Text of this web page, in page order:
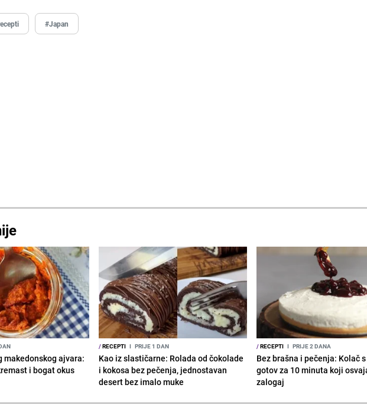
#Japan
makedonskog ajvara:
i bogat okus
/RECEPTI I PRIJE 1 DAN
Kao iz slastičarne: Rolada od čokolade
i kokosa bez pečenja, jednostavan
desert bez imalo muke
/RECEPTI I PRIJE 2 DANA
Bez brašna i pečenja: Kolač
gotov za 10 minuta koji
zalogaj